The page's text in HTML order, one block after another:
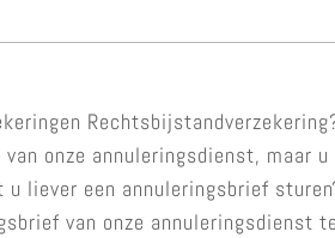
onze annuleringsdienst, maar
liever een annuleringsbrief
van onze